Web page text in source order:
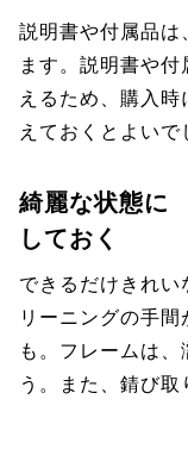
説明書や付属品は
ます。説明書や
えるため、購入
えておくとよいで
綺麗な状態に
しておく
できるだけきれい
リーニングの手
も。フレームは
う。また、錆び取